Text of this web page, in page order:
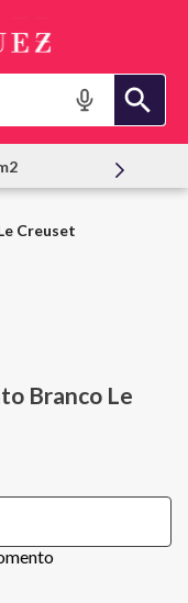
Creuset
Branco Le